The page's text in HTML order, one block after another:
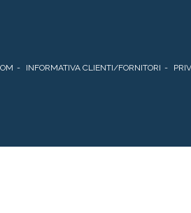
INFORMATIVA CLIENTI/FORNITORI